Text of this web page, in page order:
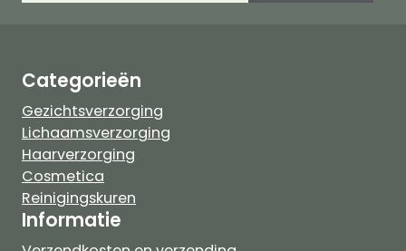
Categorieën
Gezichtsverzorging
Lichaamsverzorging
Haarverzorging
Cosmetica
Reinigingskuren
Informatie